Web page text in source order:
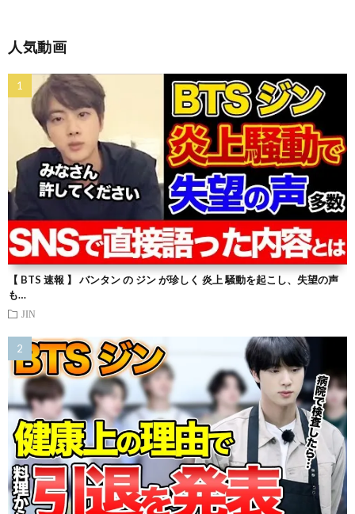
人気動画
【 BTS 速報 】 バンタン の ジン が珍しく 炎上 騒動を起こし、失望の声
も…
JIN